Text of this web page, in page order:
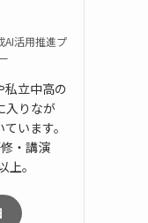
AI活用推進プ
私立中高の
入りなが
います。
・講演
。